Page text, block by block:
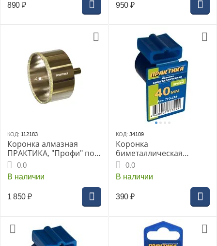
890 ₽ 950 ₽
КОД: 112183
Коронка алмазная
ПРАКТИКА, "Профи" по
керамограниту/
керамике 82х70мм,
пилотное сверло,
0.0
В наличии
1 850 ₽
КОД: 34109
Коронка
биметаллическая
ПРАКТИКА 40мм (773-
224)
0.0
В наличии
390 ₽